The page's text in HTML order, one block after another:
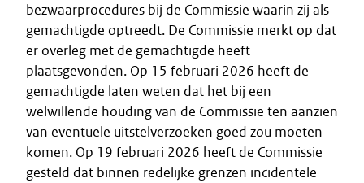
bezwaarprocedures bij de Commissie waarin zij als
gemachtigde optreedt. De Commissie merkt op dat
er overleg met de gemachtigde heeft
plaatsgevonden. Op 15 februari 2026 heeft de
gemachtigde laten weten dat het bij een
welwillende houding van de Commissie ten aanzien
van eventuele uitstelverzoeken goed zou moeten
komen. Op 19 februari 2026 heeft de Commissie
gesteld dat binnen redelijke grenzen incidentele